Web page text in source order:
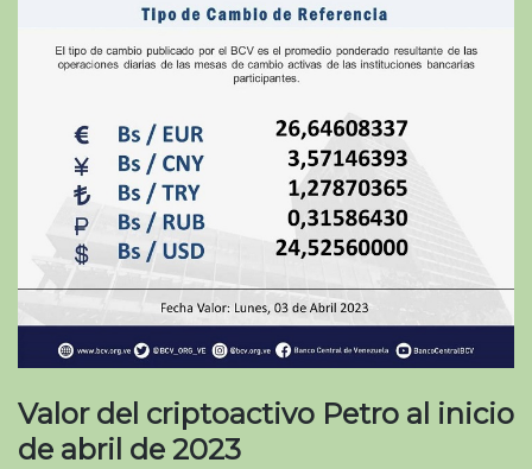
Valor del criptoactivo Petro al inicio
de abril de 2023